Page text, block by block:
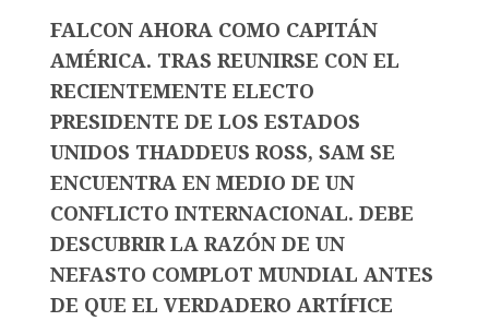
FALCON AHORA COMO CAPITÁN
AMÉRICA. TRAS REUNIRSE CON EL
RECIENTEMENTE ELECTO
PRESIDENTE DE LOS ESTADOS
UNIDOS THADDEUS ROSS, SAM SE
ENCUENTRA EN MEDIO DE UN
CONFLICTO INTERNACIONAL. DEBE
DESCUBRIR LA RAZÓN DE UN
NEFASTO COMPLOT MUNDIAL ANTES
DE QUE EL VERDADERO ARTÍFICE